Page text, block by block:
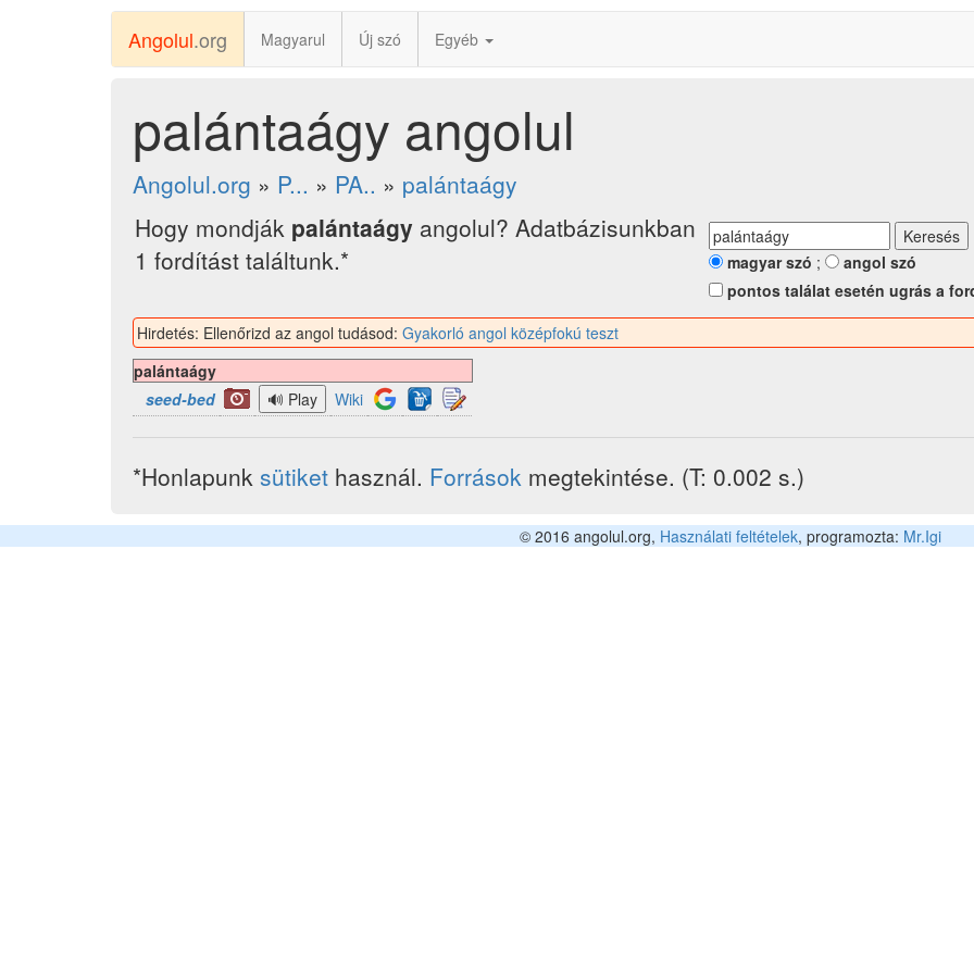
Angolul.org Magyarul Új szó Egyéb
palántaágy angolul
Angolul.org » P... » PA.. » palántaágy
Hogy mondják palántaágy angolul? Adatbázisunkban
1 fordítást találtunk.*
magyar szó ;
angol szó
pontos találat esetén ugrás a
Hirdetés: Ellenőrizd az angol tudásod: Gyakorló angol középfokú teszt
palántaágy
seed-bed
Wiki
*Honlapunk sütiket használ. Források megtekintése. (T: 0.002 s.)
© 2016 angolul.org, Használati feltételek, programozta: Mr.Igi